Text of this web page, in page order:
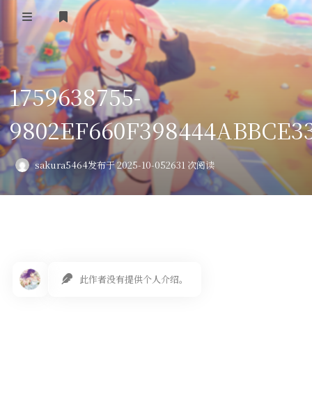
首页
VPS评测
AI绘画
教程
图库
登录
1759638755-
sakura5464发布于 2025-10-052631 次阅读
此作者没有提供个人介绍。